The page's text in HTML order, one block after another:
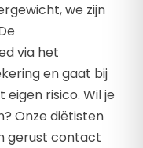
we zijn
via het
en gaat bij
risico. Wil je
Onze diëtisten
gerust contact